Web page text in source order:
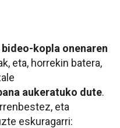
bideo-kopla onenaren
eta, horrekin batera,
aukeratuko dute.
eta
eskuragarri: